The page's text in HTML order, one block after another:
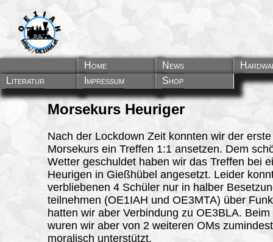
Home News
Literatur
Impressum Shop
Morsekurs Heuriger
Nach der Lockdown Zeit konnten wir der
Morsekurs ein Treffen 1:1 ansetzen. Dem
Wetter geschuldet haben wir das Treffen bei
Heurigen in Gießhübel angesetzt. Leider
verbliebenen 4 Schüler nur in halber
teilnehmen (OE1IAH und OE3MTA) über
hatten wir aber Verbindung zu OE3BLA.
wuren wir aber von 2 weiteren OMs zumindest
moralisch unterstützt.